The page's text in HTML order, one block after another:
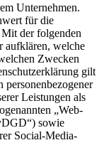
Unternehmen.
für die
der folgenden
aufklären, welche
Zwecken
gilt
personenbezogener
Leistungen als
„Web-
sowie
Social-Media-